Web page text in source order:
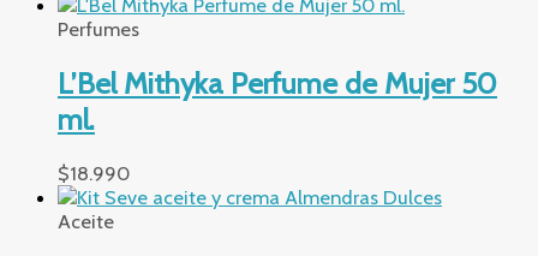
Perfumes
L’Bel Mithyka Perfume de Mujer 50
ml.
$18.990
Aceite